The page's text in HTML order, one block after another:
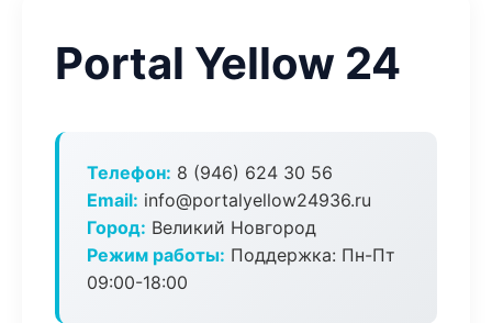
Portal Yellow 24
Телефон: 8 (946) 624 30 56
Email: info@portalyellow24936.ru
Город: Великий Новгород
Режим работы: Поддержка: Пн-Пт
09:00-18:00